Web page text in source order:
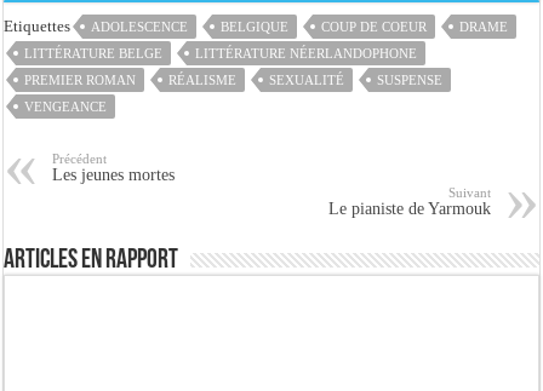
Etiquettes ADOLESCENCE BELGIQUE COUP DE COEUR
DRAME
LITTÉRATURE BELGE
LITTÉRATURE NÉERLANDOPHONE
PREMIER ROMAN
RÉALISME SEXUALITÉ
SUSPENSE
VENGEANCE
Précédent
Les jeunes mortes
Suivant
Le pianiste de Yarmouk
Articles en rapport